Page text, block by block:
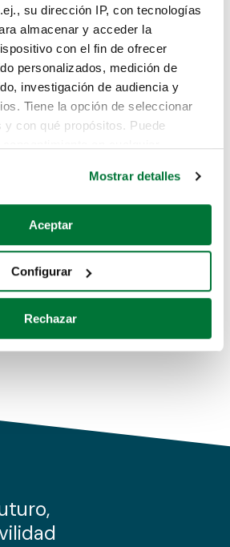
su dirección IP, con tecnologías
almacenar y acceder la
con el fin de ofrecer
personalizados, medición de
investigación de audiencia y
Tiene la opción de seleccionar
y con qué propósitos. Puede
quisiéramos:
sobre su ubicación geográfica
analizándolo activamente
específicas (huellas
sobre cómo se procesan sus
que haga del sitio web con
redes sociales, publicidad y análisis
Mostrar detalles
Aceptar
Configurar
Rechazar
no sabemos como
hasta aquí.
el coche que estás
de estos enlaces:
mano